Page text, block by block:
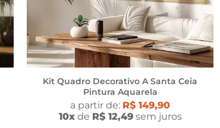
Kit Quadro Decorativo A Santa Ceia
Pintura Aquarela
a partir de: R$ 149,90
10xde R$ 12,49sem juros